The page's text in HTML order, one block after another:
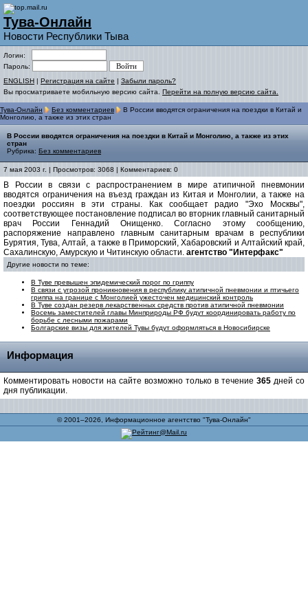
Тува-Онлайн
Новости Республики Тыва
Логин:
Пароль:
ENGLISH | Регистрация на сайте | Забыли пароль?
Вы просматриваете мобильную версию сайта. Перейти на полную версию сайта.
Тува-Онлайн Без комментариев
В России вводятся ограничения на поездки в Китай и
Монголию, а также из этих стран
В России вводятся ограничения на поездки в Китай и Монголию, а также из этих
стран
Рубрика: Без комментариев
7 мая 2003 г. | Просмотров: 3068 | Комментариев: 0
В России в связи с распространением в мире атипичной пневмонии
вводятся ограничения на въезд граждан из Китая и Монголии, а также на
поездки россиян в эти страны. Как сообщает радио "Эхо Москвы",
соответствующее постановление подписал во вторник главный санитарный
врач России Геннадий Онищенко. Согласно этому сообщению,
распоряжение направлено главным санитарным врачам в республики
Бурятия, Тува, Алтай, а также в Приморский, Хабаровский и Алтайский край,
Сахалинскую, Амурскую и Читинскую области. агентство "Интерфакс"
Другие новости по теме:
В Туве превышен эпидемический порог по гриппу
В связи с угрозой проникновения в республику атипичной пневмонии и птичьего
гриппа на границе с Монголией ужесточен медицинский контроль
В Туве создан резерв лекарственных средств против атипичной пневмонии
Восемь заместителей главы Минприроды РФ будут координировать работу по
борьбе с лесными пожарами
Болгарские визы для жителей Тувы будут оформляться в Новосибирске
Информация
Комментировать новости на сайте возможно только в течение 365 дней со
дня публикации.
© 2001–2026, Информационное агентство "Тува-Онлайн"